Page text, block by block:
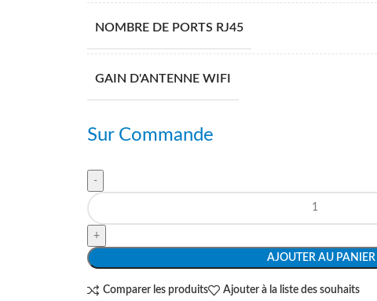
NOMBRE DE PORTS RJ45
GAIN D'ANTENNE WIFI
Sur Commande
AJOUTER AU PANIER
Comparer les produits Ajouter à la liste des souhaits